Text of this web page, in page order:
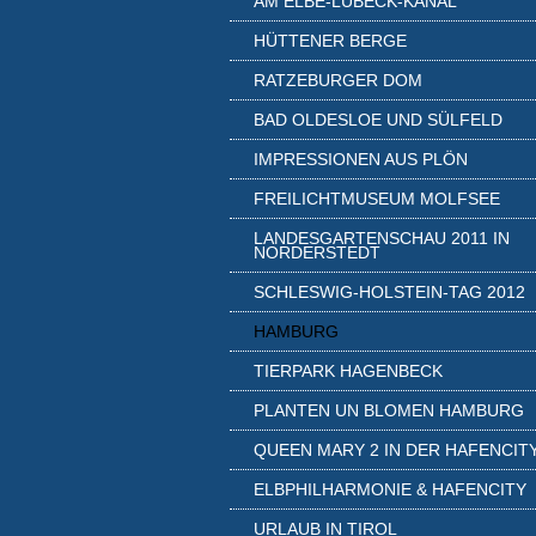
HÜTTENER BERGE
RATZEBURGER DOM
BAD OLDESLOE UND SÜLFELD
IMPRESSIONEN AUS PLÖN
FREILICHTMUSEUM MOLFSEE
LANDESGARTENSCHAU 2011 IN
NORDERSTEDT
SCHLESWIG-HOLSTEIN-TAG 2012
HAMBURG
TIERPARK HAGENBECK
PLANTEN UN BLOMEN HAMBURG
QUEEN MARY 2 IN DER
ELBPHILHARMONIE & HAFENCITY
URLAUB IN TIROL